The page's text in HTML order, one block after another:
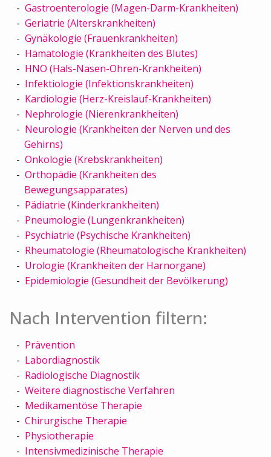
Gastroenterologie (Magen-Darm-Krankheiten)
Geriatrie (Alterskrankheiten)
Gynäkologie (Frauenkrankheiten)
Hämatologie (Krankheiten des Blutes)
HNO (Hals-Nasen-Ohren-Krankheiten)
Infektiologie (Infektionskrankheiten)
Kardiologie (Herz-Kreislauf-Krankheiten)
Nephrologie (Nierenkrankheiten)
Neurologie (Krankheiten der Nerven und des
Gehirns)
Onkologie (Krebskrankheiten)
Orthopädie (Krankheiten des
Bewegungsapparates)
Pädiatrie (Kinderkrankheiten)
Pneumologie (Lungenkrankheiten)
Psychiatrie (Psychische Krankheiten)
Rheumatologie (Rheumatologische Krankheiten)
Urologie (Krankheiten der Harnorgane)
Epidemiologie (Gesundheit der Bevölkerung)
Nach Intervention filtern:
Prävention
Labordiagnostik
Radiologische Diagnostik
Weitere diagnostische Verfahren
Medikamentöse Therapie
Chirurgische Therapie
Physiotherapie
Intensivmedizinische Therapie